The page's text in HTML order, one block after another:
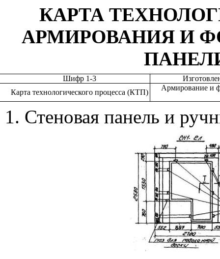
КАРТА
АРМИРОВАНИЯ И
Шифр 1-3
Карта технологического процесса (КТП)
Армирование и
1. Стеновая панель и